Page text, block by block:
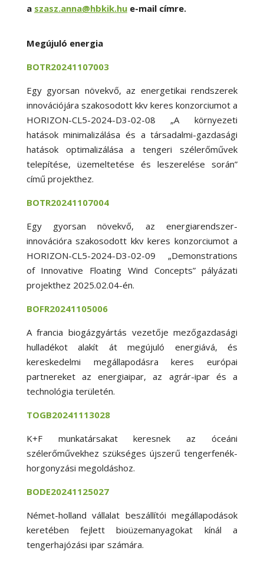
a szasz.anna@hbkik.hue-mail címre.
Megújuló energia
BOTR20241107003
Egy gyorsan növekvő, az energetikai rendszerek
innovációjára szakosodott kkv keres konzorciumot a
HORIZON-CL5-2024-D3-02-08 „A környezeti
hatások minimalizálása és a társadalmi-gazdasági
hatások optimalizálása a tengeri szélerőművek
telepítése, üzemeltetése és leszerelése során”
című projekthez.
BOTR20241107004
Egy gyorsan növekvő, az energiarendszer-
innovációra szakosodott kkv keres konzorciumot a
HORIZON-CL5-2024-D3-02-09 „Demonstrations
of Innovative Floating Wind Concepts” pályázati
projekthez 2025.02.04-én.
BOFR20241105006
A francia biogázgyártás vezetője mezőgazdasági
hulladékot alakít át megújuló energiává, és
kereskedelmi megállapodásra keres európai
partnereket az energiaipar, az agrár-ipar és a
technológia területén.
TOGB20241113028
K+F munkatársakat keresnek az óceáni
szélerőművekhez szükséges újszerű tengerfenék-
horgonyzási megoldáshoz.
BODE20241125027
Német-holland vállalat beszállítói megállapodások
keretében fejlett bioüzemanyagokat kínál a
tengerhajózási ipar számára.